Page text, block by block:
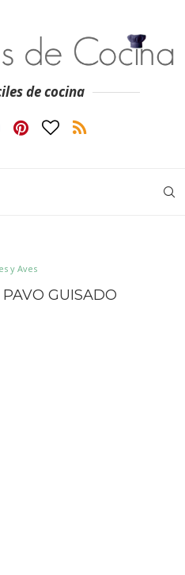
de cocina
y Aves
GUISADO